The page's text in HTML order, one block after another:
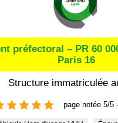
préfectoral – PR 60
Paris 16
Structure immatriculée
page notée 5/5